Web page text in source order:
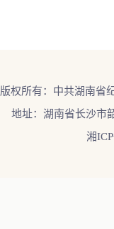
版权所有：中共湖南省
地址：湖南省长沙市
湘